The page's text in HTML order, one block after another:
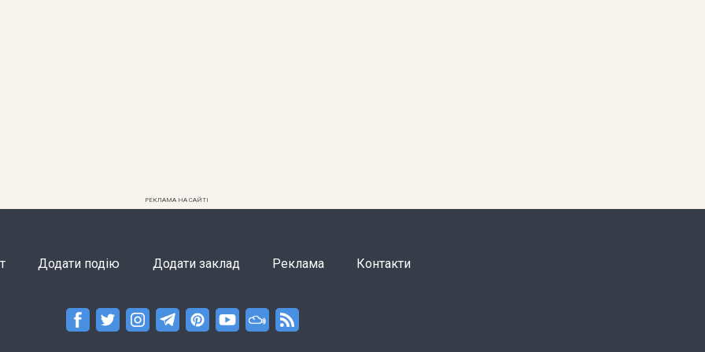
РЕКЛАМА НА САЙТІ
Додати подію Додати заклад Реклама Контакти